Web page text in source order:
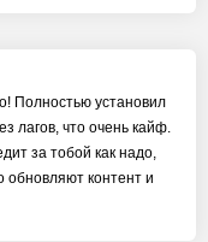
Полностью установил
лагов, что очень кайф.
за тобой как надо,
обновляют контент и